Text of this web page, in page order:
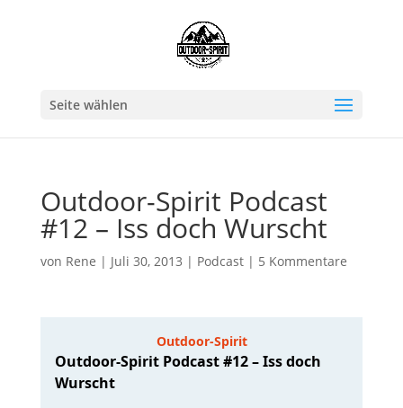
Seite wählen
Outdoor-Spirit Podcast
#12 – Iss doch Wurscht
von Rene | Juli 30, 2013 | Podcast| 5 Kommentare